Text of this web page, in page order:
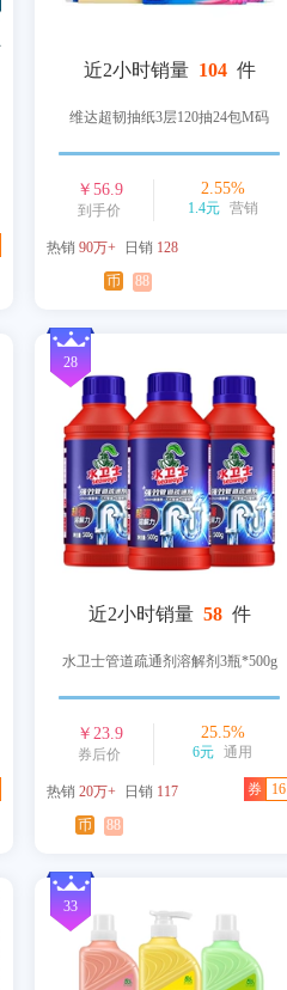
近2小时销量 104 件
维达超韧抽纸3层120抽24包M码
￥ 56.9
到手价
2.55%
1.4元 营销
热销 90万+ 日销 128
币
88
28
近2小时销量 58 件
水卫士管道疏通剂溶解剂3瓶*500g
￥ 23.9
券后价
25.5%
6元 通用
热销 20万+ 日销 117 券 16
币 88
33